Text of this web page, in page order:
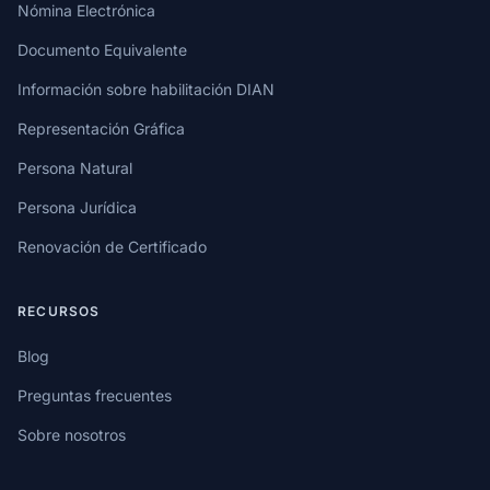
Nómina Electrónica
Documento Equivalente
Información sobre habilitación DIAN
Representación Gráfica
Persona Natural
Persona Jurídica
Renovación de Certificado
RECURSOS
Blog
Preguntas frecuentes
Sobre nosotros